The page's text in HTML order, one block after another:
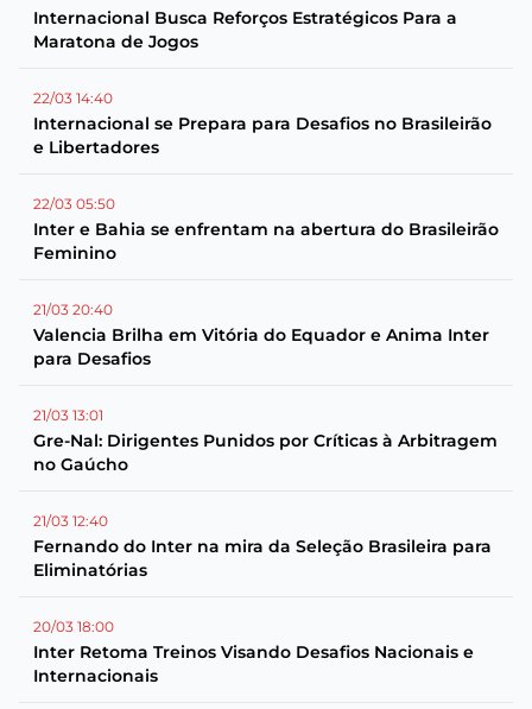
Internacional Busca Reforços Estratégicos Para a
Maratona de Jogos
22/03 14:40
Internacional se Prepara para Desafios no Brasileirão
e Libertadores
22/03 05:50
Inter e Bahia se enfrentam na abertura do Brasileirão
Feminino
21/03 20:40
Valencia Brilha em Vitória do Equador e Anima Inter
para Desafios
21/03 13:01
Gre-Nal: Dirigentes Punidos por Críticas à Arbitragem
no Gaúcho
21/03 12:40
Fernando do Inter na mira da Seleção Brasileira para
Eliminatórias
20/03 18:00
Inter Retoma Treinos Visando Desafios Nacionais e
Internacionais